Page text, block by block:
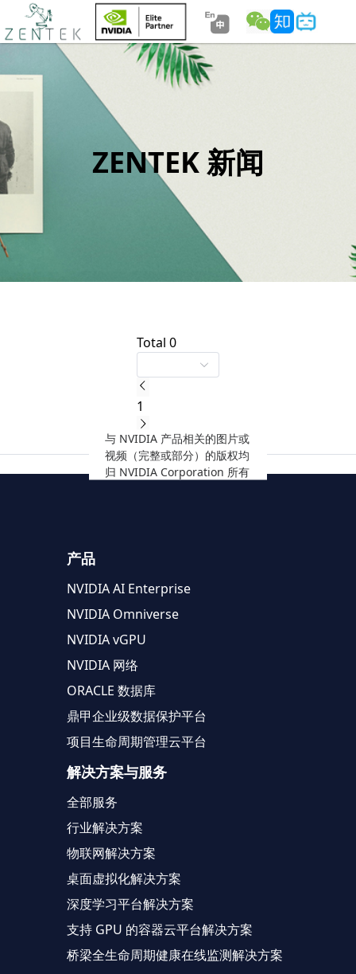
ZENTEK 新闻
Total 0
1
与 NVIDIA 产品相关的图片或
视频（完整或部分）的版权均
归 NVIDIA Corporation 所有
产品
NVIDIA AI Enterprise
NVIDIA Omniverse
NVIDIA vGPU
NVIDIA 网络
ORACLE 数据库
鼎甲企业级数据保护平台
项目生命周期管理云平台
解决方案与服务
全部服务
行业解决方案
物联网解决方案
桌面虚拟化解决方案
深度学习平台解决方案
支持 GPU 的容器云平台解决方案
桥梁全生命周期健康在线监测解决方案